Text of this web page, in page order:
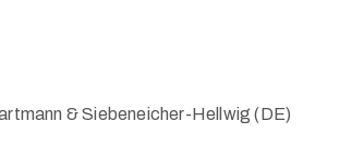
& Siebeneicher-Hellwig (DE)